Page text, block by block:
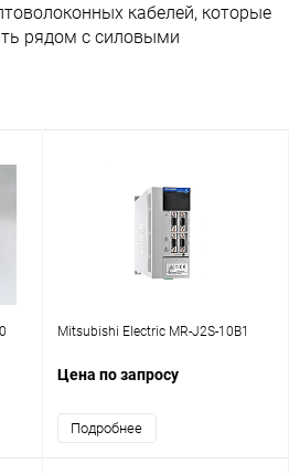
кабелей, которые
рядом с силовыми
Mitsubishi Electric MR-J2S-10B1
Цена по запросу
Подробнее